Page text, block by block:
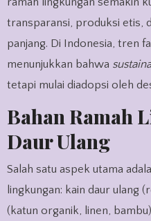
transparansi, produksi etis,
panjang. Di Indonesia, tren
menunjukkan bahwa
tetapi mulai diadopsi oleh
Bahan Ramah
Daur Ulang
Salah satu aspek utama
lingkungan: kain daur ulang
(katun organik, linen,